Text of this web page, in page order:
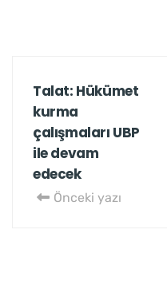
Talat: Hükümet
kurma
çalışmaları UBP
ile devam
edecek
Önceki yazı